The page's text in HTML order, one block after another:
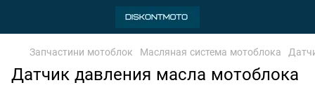
Запчастини мотоблок Масляная система мотоблока
Датчик давления масла мотоблока